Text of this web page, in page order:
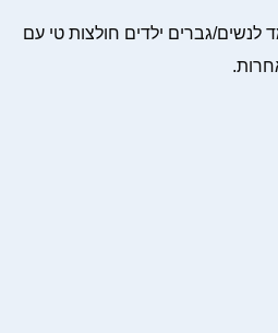
גברים ילדים חולצות טי עם